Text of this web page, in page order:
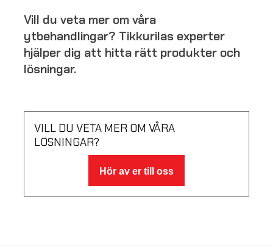
Vill du veta mer om våra
ytbehandlingar? Tikkurilas experter
hjälper dig att hitta rätt produkter och
lösningar.
VILL DU VETA MER OM VÅRA
LÖSNINGAR?
Hör av er till oss